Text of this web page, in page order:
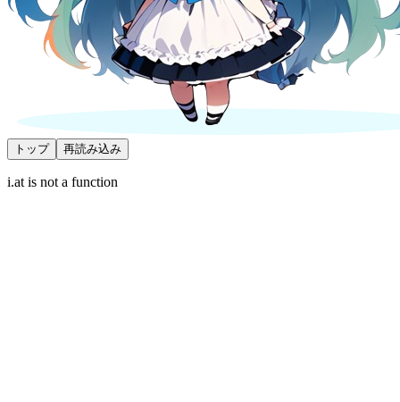
トップ 再読み込み
i.at is not a function